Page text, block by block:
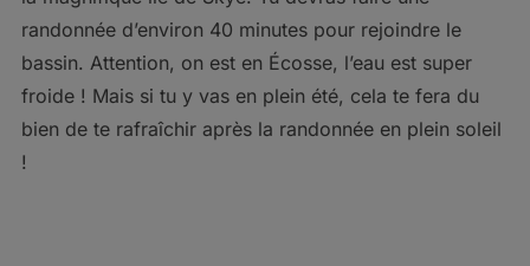
randonnée d’environ 40 minutes pour rejoindre le
bassin. Attention, on est en Écosse, l’eau est super
froide ! Mais si tu y vas en plein été, cela te fera du
bien de te rafraîchir après la randonnée en plein soleil
!